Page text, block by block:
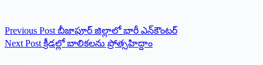
Previous Post బీజాపూర్‌ ‌జిల్లాలో భారీ ఎన్‌కౌంటర్‌
Next Post క్రీడల్లో బాలికలను ప్రోత్సహిద్దాం